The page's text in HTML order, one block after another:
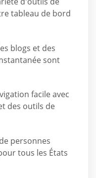
tableau de bord
blogs et des
sont
facile avec
des outils de
personnes
tous les États